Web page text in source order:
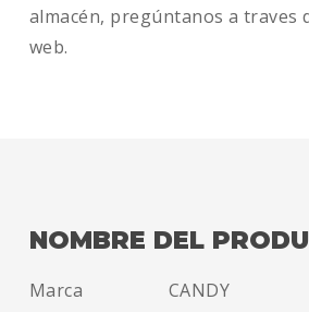
almacén, pregúntanos a traves
web.
NOMBRE DEL
Marca CANDY